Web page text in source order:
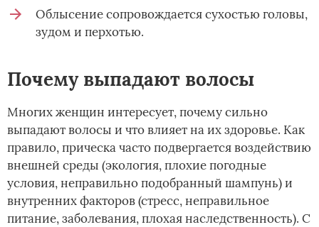
Облысение сопровождается сухостью головы,
зудом и перхотью.
Почему выпадают волосы
Многих женщин интересует, почему сильно
выпадают волосы и что влияет на их здоровье. Как
правило, прическа часто подвергается воздействию
внешней среды (экология, плохие погодные
условия, неправильно подобранный шампунь) и
внутренних факторов (стресс, неправильное
питание, заболевания, плохая наследственность). С